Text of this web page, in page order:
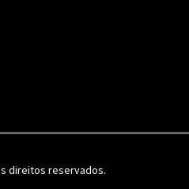
direitos reservados.